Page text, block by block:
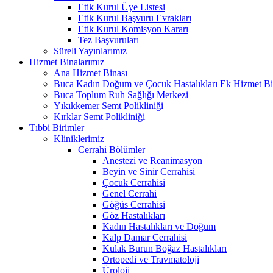
Etik Kurul Üye Listesi
Etik Kurul Başvuru Evrakları
Etik Kurul Komisyon Kararı
Tez Başvuruları
Süreli Yayınlarımız
Hizmet Binalarımız
Ana Hizmet Binası
Buca Kadın Doğum ve Çocuk Hastalıkları Ek Hizmet
Buca Toplum Ruh Sağlığı Merkezi
Yıkıkkemer Semt Polikliniği
Kırklar Semt Polikliniği
Tıbbi Birimler
Kliniklerimiz
Cerrahi Bölümler
Anestezi ve Reanimasyon
Beyin ve Sinir Cerrahisi
Çocuk Cerrahisi
Genel Cerrahi
Göğüs Cerrahisi
Göz Hastalıkları
Kadın Hastalıkları ve Doğum
Kalp Damar Cerrahisi
Kulak Burun Boğaz Hastalıkları
Ortopedi ve Travmatoloji
Üroloji